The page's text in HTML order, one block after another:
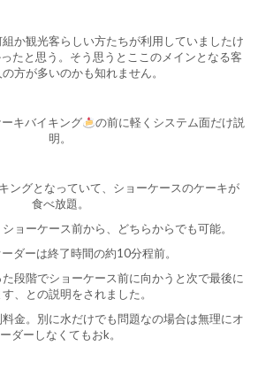
か観光客らしい方たちが利用していましたけ
たと思う。そう思うとここのメインとなる客
方が多いのかも知れません。
キバイキング
の前に軽くシステム面だけ説
明。
ングとなっていて、ショーケースのケーキが
食べ放題。
ョーケース前から、どちらからでも可能。
ダーは終了時間の約10分程前。
段階でショーケース前に向かうと次で最後に
、との説明をされました。
金。別に水だけでも問題なの場合は無理にオ
ーダーしなくてもおk。